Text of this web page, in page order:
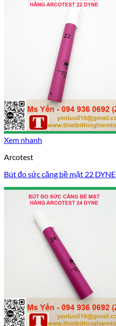
Xem nhanh
Arcotest
Bút đo sức căng bề mặt 22 DYNE